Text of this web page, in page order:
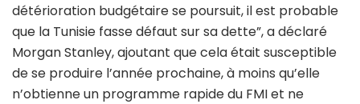
détérioration budgétaire se poursuit, il est probable
que la Tunisie fasse défaut sur sa dette”, a déclaré
Morgan Stanley, ajoutant que cela était susceptible
de se produire l’année prochaine, à moins qu’elle
n’obtienne un programme rapide du FMI et ne